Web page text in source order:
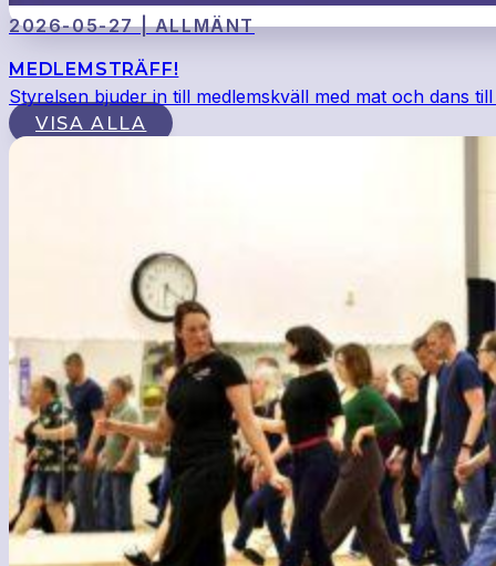
2026-05-27 | ALLMÄNT
MEDLEMSTRÄFF!
Styrelsen bjuder in till medlemskväll med mat och dans
VISA ALLA